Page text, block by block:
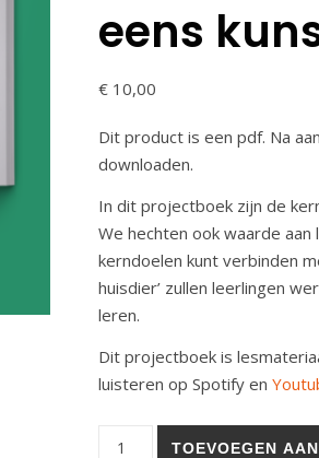
eens
€10,00
Dit product is een pdf. Na
downloaden.
In dit projectboek zijn de
We hechten ook waarde
kerndoelen kunt verbinden
huisdier’ zullen leerlingen
leren.
Dit projectboek is
luisteren op Spotify en
TOEVOEGEN